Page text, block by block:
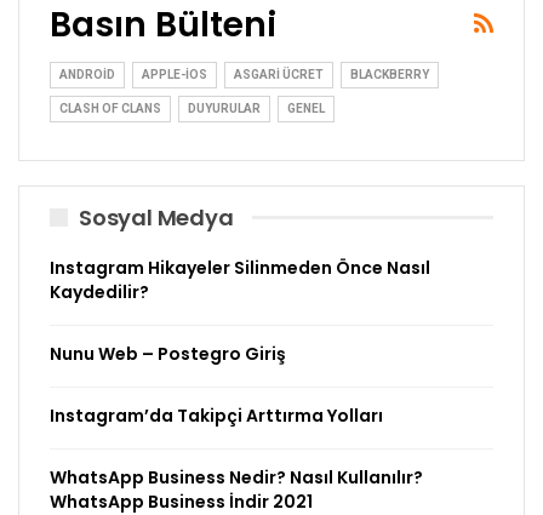
Basın Bülteni
ANDROID APPLE-IOS ASGARI ÜCRET BLACKBERRY
CLASH OF CLANS DUYURULAR GENEL
Sosyal Medya
Instagram Hikayeler Silinmeden Önce Nasıl
Kaydedilir?
Nunu Web – Postegro Giriş
Instagram’da Takipçi Arttırma Yolları
WhatsApp Business Nedir? Nasıl Kullanılır?
WhatsApp Business İndir 2021